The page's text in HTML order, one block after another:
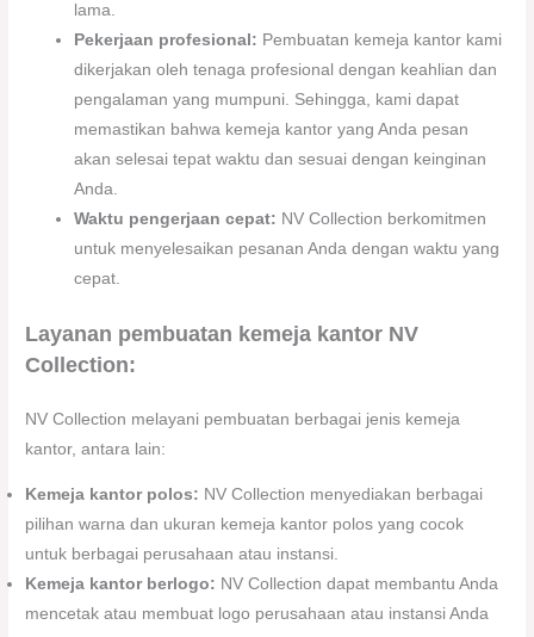
lama.
Pekerjaan profesional: Pembuatan kemeja kantor kami
dikerjakan oleh tenaga profesional dengan keahlian dan
pengalaman yang mumpuni. Sehingga, kami dapat
memastikan bahwa kemeja kantor yang Anda pesan
akan selesai tepat waktu dan sesuai dengan keinginan
Anda.
Waktu pengerjaan cepat: NV Collection berkomitmen
untuk menyelesaikan pesanan Anda dengan waktu yang
cepat.
Layanan pembuatan kemeja kantor NV
Collection:
NV Collection melayani pembuatan berbagai jenis kemeja
kantor, antara lain:
Kemeja kantor polos: NV Collection menyediakan berbagai
pilihan warna dan ukuran kemeja kantor polos yang cocok
untuk berbagai perusahaan atau instansi.
Kemeja kantor berlogo: NV Collection dapat membantu Anda
mencetak atau membuat logo perusahaan atau instansi Anda